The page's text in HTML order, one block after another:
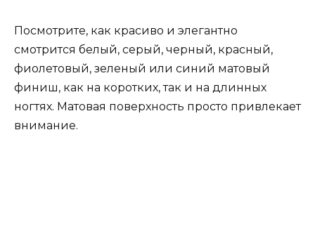
Посмотрите, как красиво и элегантно
смотрится белый, серый, черный, красный,
фиолетовый, зеленый или синий матовый
финиш, как на коротких, так и на длинных
ногтях. Матовая поверхность просто привлекает
внимание.